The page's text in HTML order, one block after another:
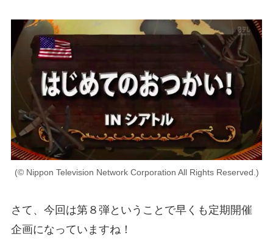
(© Nippon Television Network Corporation All Rights Reserved.)
さて、今回は第８弾ということで早くも定期開催
企画になっていますね！